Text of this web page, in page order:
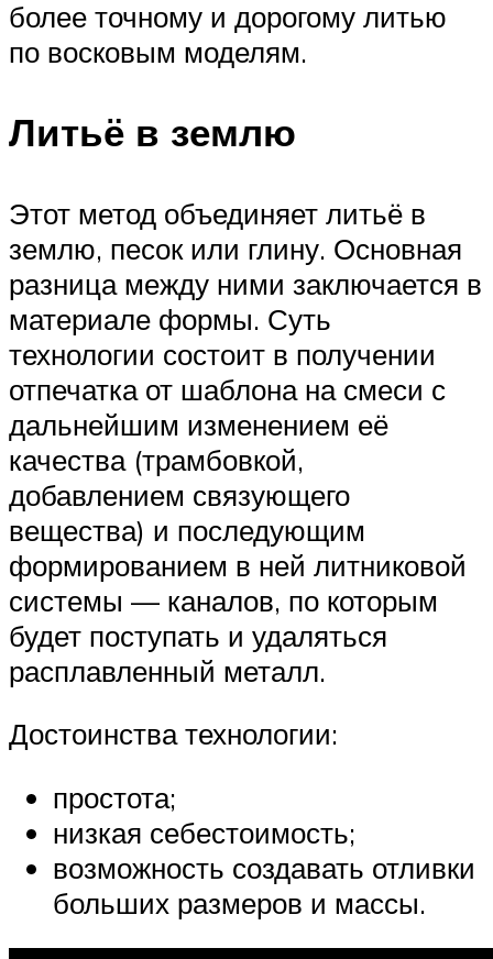
более точному и дорогому литью
по восковым моделям.
Литьё в землю
Этот метод объединяет литьё в
землю, песок или глину. Основная
разница между ними заключается в
материале формы. Суть
технологии состоит в получении
отпечатка от шаблона на смеси с
дальнейшим изменением её
качества (трамбовкой,
добавлением связующего
вещества) и последующим
формированием в ней литниковой
системы — каналов, по которым
будет поступать и удаляться
расплавленный металл.
Достоинства технологии:
простота;
низкая себестоимость;
возможность создавать отливки
больших размеров и массы.